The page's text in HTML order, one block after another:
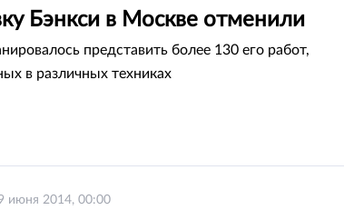
Бэнкси в Москве отменили
представить более 130 его работ,
в различных техниках
июня 2014, 00:00